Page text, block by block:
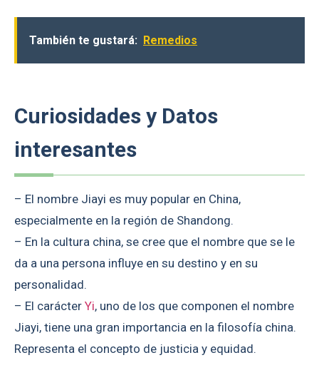
También te gustará: Remedios
Curiosidades y Datos
interesantes
– El nombre Jiayi es muy popular en China,
especialmente en la región de Shandong.
– En la cultura china, se cree que el nombre que se le
da a una persona influye en su destino y en su
personalidad.
– El carácter Yi, uno de los que componen el nombre
Jiayi, tiene una gran importancia en la filosofía china.
Representa el concepto de justicia y equidad.